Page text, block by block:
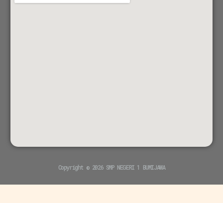
Copyright © 2026 SMP NEGERI 1 BUMIJAWA